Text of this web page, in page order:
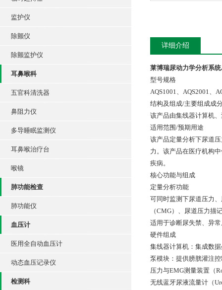
监护仪
除颤仪
除颤监护仪
耳鼻喉科
五官科清洗器
鼻阻力仪
多导睡眠监测仪
耳鼻喉治疗台
喉镜
肺功能检查
肺功能仪
血压计
医用全自动血压计
动态血压记录仪
检测科
详细介绍
莱博瑞尿动力学分析系统
型号规格
AQS1001、AQS2001、
结构及组成/主要组成成
该产品由集线器计算机
适用范围/预期用途
该产品定量分析下尿道
力。该产品在医疗机构
疾病。
核心功能与组成
定量分析功能
可同时监测下尿道压力
（CMG）、尿道压力描
适用于诊断尿失禁、异
硬件组成
集线器计算机：集成数
泵模块：提供膀胱灌注
压力与EMG测量装置（
无线蓝牙尿液流量计（